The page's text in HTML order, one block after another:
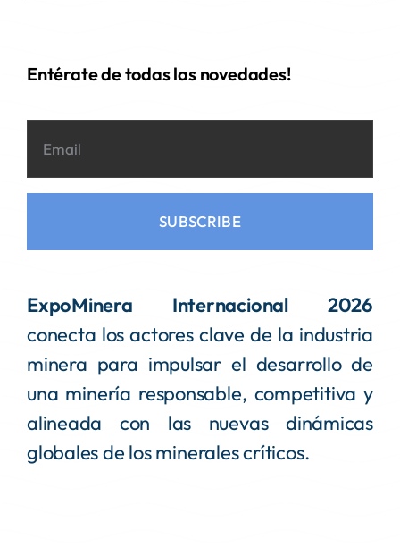
Entérate de todas las novedades!
SUBSCRIBE
ExpoMinera Internacional 2026
conecta los actores clave de la industria
minera para impulsar el desarrollo de
una minería responsable, competitiva y
alineada con las nuevas dinámicas
globales de los minerales críticos.